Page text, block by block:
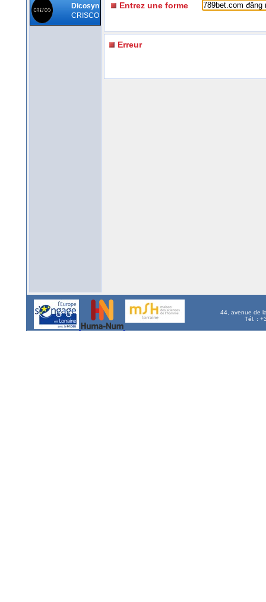
Dicosyn
CRISCO
Entrez une forme
Erreur
44, avenue de
Tél. :